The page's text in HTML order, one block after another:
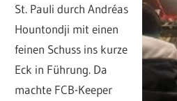
St. Pauli durch Andréas
Hountondji mit einen
feinen Schuss ins kurze
Eck in Führung. Da
machte FCB-Keeper